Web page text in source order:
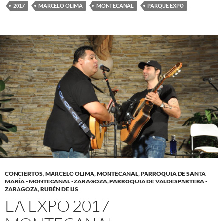
2017 MARCELO OLIMA MONTECANAL PARQUE EXPO
CONCIERTOS,MARCELO OLIMA,MONTECANAL,PARROQUIA DE SANTA
MARÍA - MONTECANAL - ZARAGOZA,PARROQUIA DE VALDESPARTERA -
ZARAGOZA,RUBÉN DE LIS
EA EXPO 2017